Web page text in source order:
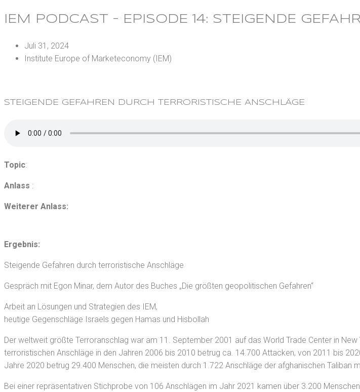
IEM PODCAST – EPISODE 14: STEIGENDE
Juli 31, 2024
Institute Europe of Marketeconomy (IEM)
STEIGENDE GEFAHREN DURCH TERRORISTISCHE ANSCHLÄGE
Topic:
Anlass :
Weiterer Anlass:
Ergebnis:
Steigende Gefahren durch terroristische Anschläge
Gespräch mit Egon Minar, dem Autor des Buches „Die größten geopolitischen Gefahren“
Arbeit an Lösungen und Strategien des IEM,
heutige Gegenschläge Israels gegen Hamas und Hisbollah
Der weltweit größte Terroranschlag war am 11. September 2001 auf das World Trade Center in
terroristischen Anschläge in den Jahren 2006 bis 2010 betrug ca. 14.700 Attacken, von 2011 bis
Jahre 2020 betrug 29.400 Menschen, die meisten durch 1.722 Anschläge der afghanischen
Bei einer repräsentativen Stichprobe von 106 Anschlägen im Jahr 2021 kamen über 3.200